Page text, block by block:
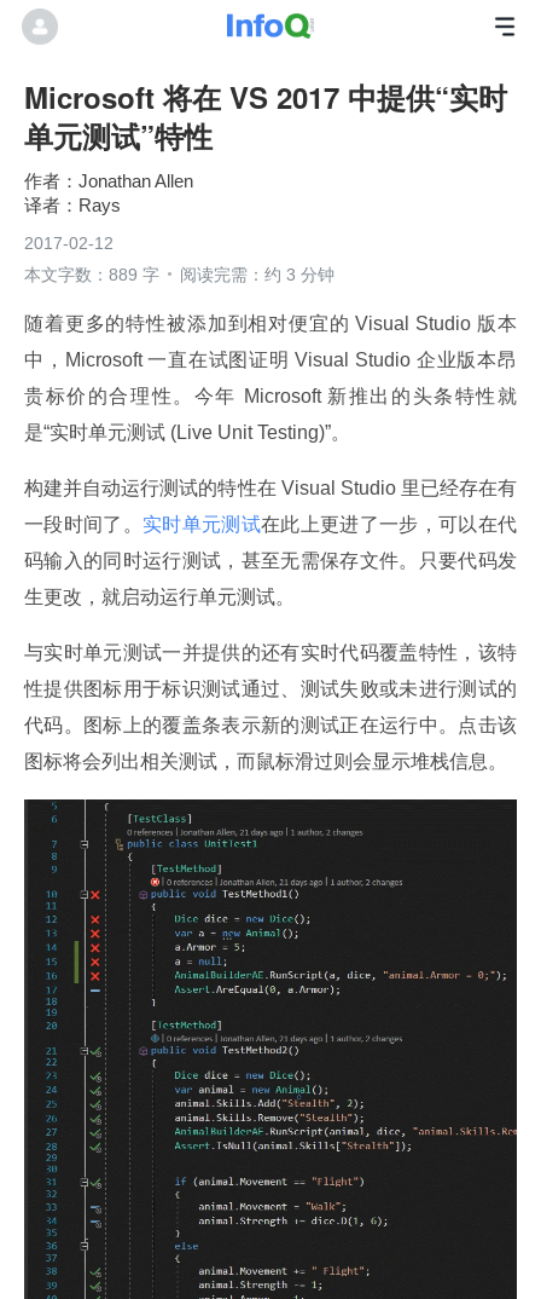
Microsoft 将在 VS 2017 中提供“实时
单元测试”特性
Jonathan Allen
Rays
2017-02-12
本文字数：889 字
阅读完需：约 3 分钟
随着更多的特性被添加到相对便宜的 Visual Studio 版本
中，Microsoft 一直在试图证明 Visual Studio 企业版本昂
贵标价的合理性。今年 Microsoft 新推出的头条特性就
是“实时单元测试 (Live Unit Testing)”。
构建并自动运行测试的特性在 Visual Studio 里已经存在有
一段时间了。 实时单元测试在此上更进了一步，可以在代
码输入的同时运行测试，甚至无需保存文件。只要代码发
生更改，就启动运行单元测试。
与实时单元测试一并提供的还有实时代码覆盖特性，该特
性提供图标用于标识测试通过、测试失败或未进行测试的
代码。图标上的覆盖条表示新的测试正在运行中。点击该
图标将会列出相关测试，而鼠标滑过则会显示堆栈信息。